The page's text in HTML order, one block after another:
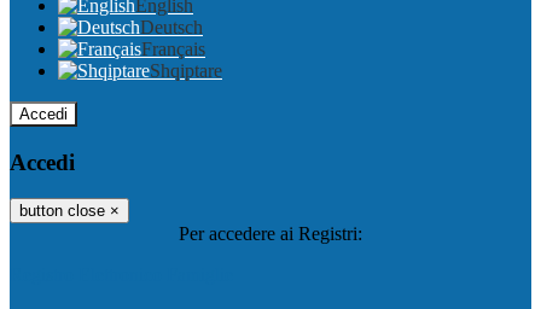
English
Deutsch
Français
Shqiptare
Accedi
Accedi
button close ×
Per accedere ai Registri: